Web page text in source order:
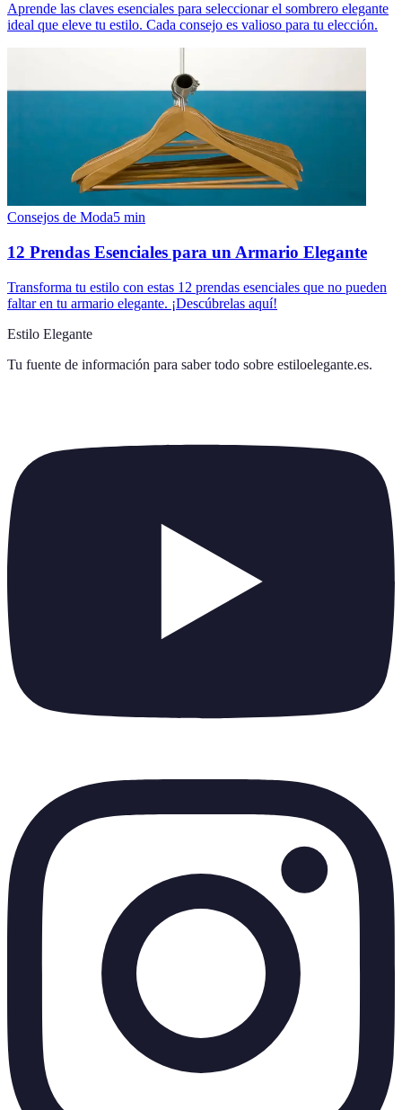
Aprende las claves esenciales para seleccionar el sombrero elegante
ideal que eleve tu estilo. Cada consejo es valioso para tu elección.
Consejos de Moda5 min
12 Prendas Esenciales para un Armario Elegante
Transforma tu estilo con estas 12 prendas esenciales que no pueden
faltar en tu armario elegante. ¡Descúbrelas aquí!
Estilo Elegante
Tu fuente de información para saber todo sobre estiloelegante.es.